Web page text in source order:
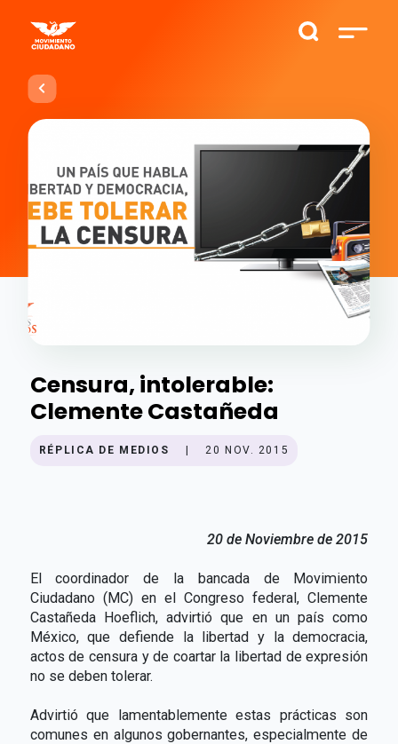
Censura, intolerable:
Clemente Castañeda
RÉPLICA DE MEDIOS 20 NOV. 2015
20 de Noviembre de 2015
El coordinador de la bancada de Movimiento
Ciudadano (MC) en el Congreso federal, Clemente
Castañeda Hoeflich, advirtió que en un país como
México, que defiende la libertad y la democracia,
actos de censura y de coartar la libertad de expresión
no se deben tolerar.
Advirtió que lamentablemente estas prácticas son
comunes en algunos gobernantes, especialmente de